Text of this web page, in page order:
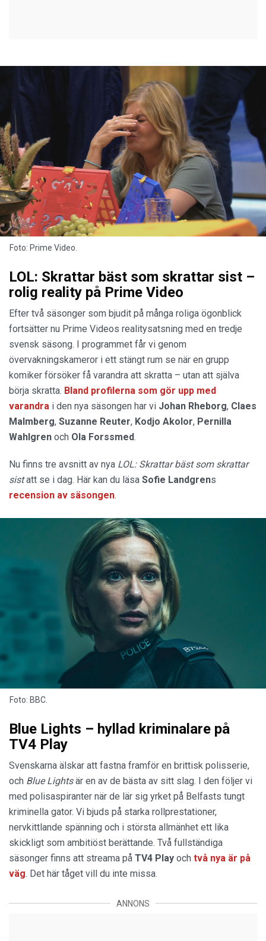
Foto: Prime Video.
LOL: Skrattar bäst som skrattar sist –
rolig reality på Prime Video
Efter två säsonger som bjudit på många roliga ögonblick
fortsätter nu Prime Videos realitysatsning med en tredje
svensk säsong. I programmet får vi genom
övervakningskameror i ett stängt rum se när en grupp
komiker försöker få varandra att skratta – utan att själva
börja skratta. Bland profilerna som gör upp med
varandra i den nya säsongen har vi Johan Rheborg, Claes
Malmberg, Suzanne Reuter, Kodjo Akolor, Pernilla
Wahlgren och Ola Forssmed.
Nu finns tre avsnitt av nya LOL: Skrattar bäst som skrattar
sistatt se i dag. Här kan du läsa Sofie Landgrens
recension av säsongen.
Foto: BBC.
Blue Lights – hyllad kriminalare på
TV4 Play
Svenskarna älskar att fastna framför en brittisk polisserie,
och Blue Lightsär en av de bästa av sitt slag. I den följer vi
med polisaspiranter när de lär sig yrket på Belfasts tungt
kriminella gator. Vi bjuds på starka rollprestationer,
nervkittlande spänning och i största allmänhet ett lika
skickligt som ambitiöst berättande. Två fullständiga
säsonger finns att streama på TV4 Play och två nya är på
väg. Det här tåget vill du inte missa.
ANNONS